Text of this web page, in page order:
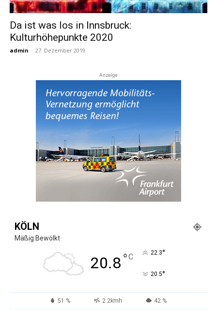
Reiseempfehlungen.
Da ist was los in Innsbruck:
Kulturhöhepunkte 2020
admin - 27. Dezember 2019
Anzeige
KÖLN
Mäßig Bewölkt
20.8°C 22.3°
20.5°
51 % 2.2kmh 42 %